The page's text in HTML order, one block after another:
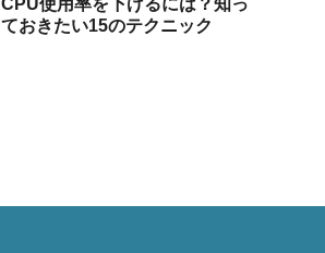
CPU使用率を下げるには？知っ
ておきたい15のテクニック